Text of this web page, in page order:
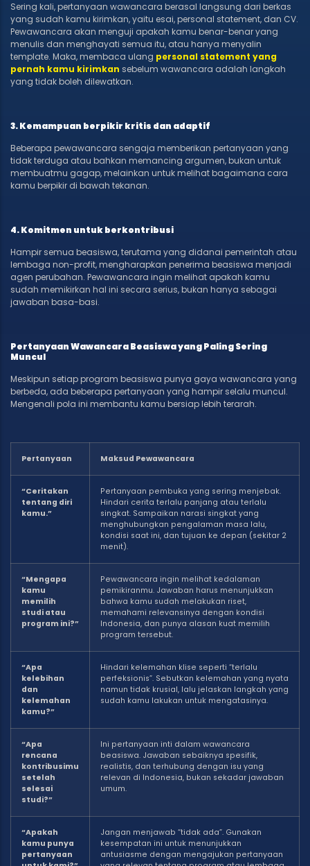
Sering kali, pertanyaan wawancara berasal langsung dari berkas
yang sudah kamu kirimkan, yaitu esai, personal statement, dan CV.
Pewawancara akan menguji apakah kamu benar-benar yang
menulis dan menghayati semua itu, atau hanya menyalin
template. Maka, membaca ulang personal statement yang
pernah kamu kirimkan sebelum wawancara adalah langkah
yang tidak boleh dilewatkan.
3. Kemampuan berpikir kritis dan adaptif
Beberapa pewawancara sengaja memberikan pertanyaan yang
tidak terduga atau bahkan memancing argumen, bukan untuk
membuatmu gagap, melainkan untuk melihat bagaimana cara
kamu berpikir di bawah tekanan.
4. Komitmen untuk berkontribusi
Hampir semua beasiswa, terutama yang didanai pemerintah atau
lembaga non-profit, mengharapkan penerima beasiswa menjadi
agen perubahan. Pewawancara ingin melihat apakah kamu
sudah memikirkan hal ini secara serius, bukan hanya sebagai
jawaban basa-basi.
Pertanyaan Wawancara Beasiswa yang Paling Sering
Muncul
Meskipun setiap program beasiswa punya gaya wawancara yang
berbeda, ada beberapa pertanyaan yang hampir selalu muncul.
Mengenali pola ini membantu kamu bersiap lebih terarah.
Pertanyaan Maksud Pewawancara
“Ceritakan
tentang diri
kamu.”
Pertanyaan pembuka yang sering menjebak.
Hindari cerita terlalu panjang atau terlalu
singkat. Sampaikan narasi singkat yang
menghubungkan pengalaman masa lalu,
kondisi saat ini, dan tujuan ke depan (sekitar 2
menit).
“Mengapa
kamu
memilih
studi atau
program ini?”
Pewawancara ingin melihat kedalaman
pemikiranmu. Jawaban harus menunjukkan
bahwa kamu sudah melakukan riset,
memahami relevansinya dengan kondisi
Indonesia, dan punya alasan kuat memilih
program tersebut.
“Apa
kelebihan
dan
kelemahan
kamu?”
Hindari kelemahan klise seperti “terlalu
perfeksionis”. Sebutkan kelemahan yang nyata
namun tidak krusial, lalu jelaskan langkah yang
sudah kamu lakukan untuk mengatasinya.
“Apa
rencana
kontribusimu
setelah
selesai
studi?”
Ini pertanyaan inti dalam wawancara
beasiswa. Jawaban sebaiknya spesifik,
realistis, dan terhubung dengan isu yang
relevan di Indonesia, bukan sekadar jawaban
umum.
“Apakah
kamu punya
pertanyaan
Jangan menjawab “tidak ada”. Gunakan
kesempatan ini untuk menunjukkan
antusiasme dengan mengajukan pertanyaan